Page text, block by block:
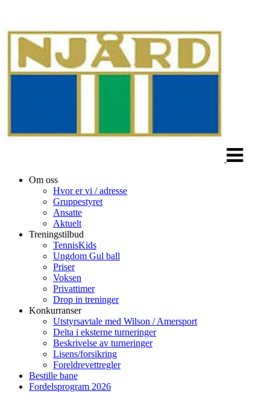
Om oss
Hvor er vi / adresse
Gruppestyret
Ansatte
Aktuelt
Treningstilbud
TennisKids
Ungdom Gul ball
Priser
Voksen
Privattimer
Drop in treninger
Konkurranser
Utstyrsavtale med Wilson / Amersport
Delta i eksterne turneringer
Beskrivelse av turneringer
Lisens/forsikring
Foreldrevettregler
Bestille bane
Fordelsprogram 2026